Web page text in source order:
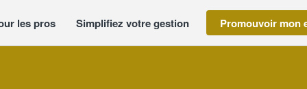
les pros Simplifiez votre gestion Promouvoir mon